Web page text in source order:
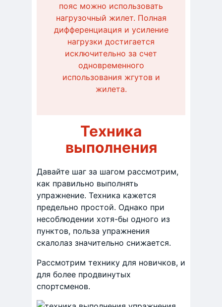
пояс можно использовать
нагрузочный жилет. Полная
дифференциация и усиление
нагрузки достигается
исключительно за счет
одновременного
использования жгутов и
жилета.
Техника
выполнения
Давайте шаг за шагом рассмотрим,
как правильно выполнять
упражнение. Техника кажется
предельно простой. Однако при
несоблюдении хотя-бы одного из
пунктов, польза упражнения
скалолаз значительно снижается.
Рассмотрим технику для новичков, и
для более продвинутых
спортсменов.